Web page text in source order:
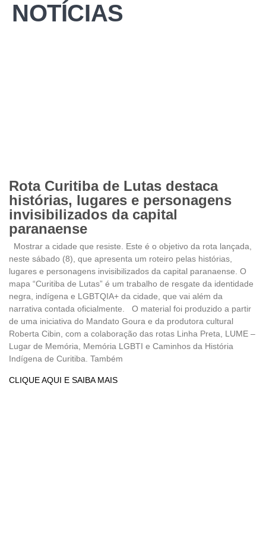
NOTÍCIAS
Rota Curitiba de Lutas destaca
histórias, lugares e personagens
invisibilizados da capital
paranaense
Mostrar a cidade que resiste. Este é o objetivo da rota lançada,
neste sábado (8), que apresenta um roteiro pelas histórias,
lugares e personagens invisibilizados da capital paranaense. O
mapa “Curitiba de Lutas” é um trabalho de resgate da identidade
negra, indígena e LGBTQIA+ da cidade, que vai além da
narrativa contada oficialmente. O material foi produzido a partir
de uma iniciativa do Mandato Goura e da produtora cultural
Roberta Cibin, com a colaboração das rotas Linha Preta, LUME –
Lugar de Memória, Memória LGBTI e Caminhos da História
Indígena de Curitiba. Também
CLIQUE AQUI E SAIBA MAIS